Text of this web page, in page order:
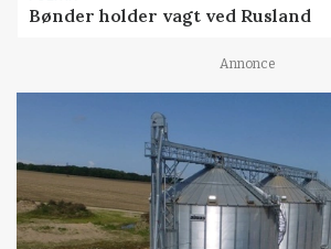
Bønder holder vagt ved Rusland
Annonce